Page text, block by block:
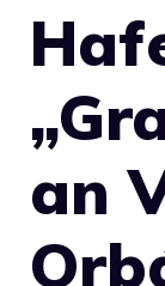
an